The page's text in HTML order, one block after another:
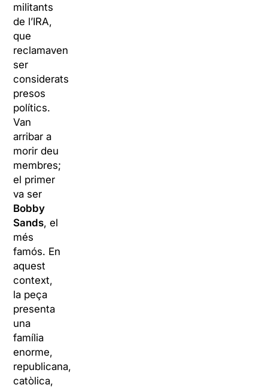
militants
de l’IRA,
que
reclamaven
ser
considerats
presos
polítics.
Van
arribar a
morir deu
membres;
el primer
va ser
Bobby
Sands, el
més
famós. En
aquest
context,
la peça
presenta
una
família
enorme,
republicana,
catòlica,